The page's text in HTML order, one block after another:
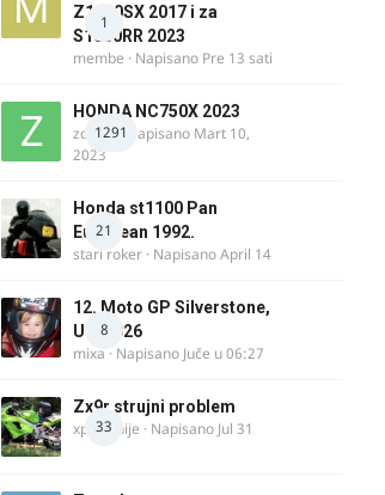
1
Z1000SX 2017 i za
S1000RR 2023
membe · Napisano Pre 13 sati
1291
HONDA NC750X 2023
zdelija· Napisano Mart 10,
2023
21
Honda st1100 Pan
European 1992.
stari roker · NapisanoApril 14
8
12. Moto GP Silverstone,
UK, 2026
mixa · Napisano Juče u 06:27
33
Zx9r strujni problem
xpetronije · Napisano Jul 31